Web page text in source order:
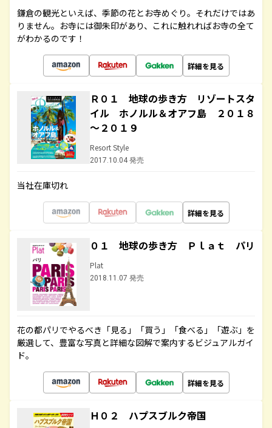
鎌倉の観光といえば、季節の花とお寺めぐり。それだけではあ
りません。お寺には御朱印があり、これに触れればお寺の全て
がわかるのです！
詳細を見る
Ｒ０１ 地球の歩き方 リゾートスタ
イル ホノルル＆オアフ島 ２０１８
～２０１９
Resort Style
2017.10.04 発売
当社在庫切れ
詳細を見る
０１ 地球の歩き方 Ｐｌａｔ パリ
Plat
2018.11.07 発売
花の都パリでやるべき「見る」「買う」「食べる」「遊ぶ」を
厳選して、豊富な写真と詳細な図解で案内するビジュアルガイ
ド。
詳細を見る
Ｈ０２ ハプスブルク帝国